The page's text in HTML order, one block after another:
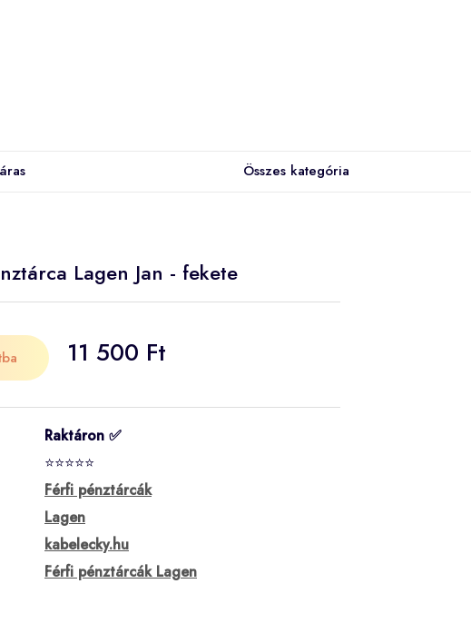
Összes kategória
Lagen Jan - fekete
11 500 Ft
Raktáron ✅
⭐⭐⭐⭐⭐
Férfi pénztárcák
Lagen
kabelecky.hu
Férfi pénztárcák Lagen